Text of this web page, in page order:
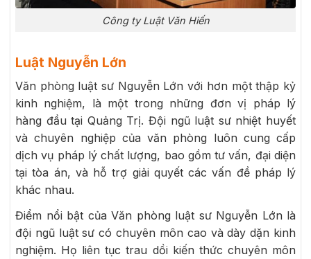
Công ty Luật Văn Hiến
Luật Nguyễn Lớn
Văn phòng luật sư Nguyễn Lớn với hơn một thập kỷ
kinh nghiệm, là một trong những đơn vị pháp lý
hàng đầu tại Quảng Trị. Đội ngũ luật sư nhiệt huyết
và chuyên nghiệp của văn phòng luôn cung cấp
dịch vụ pháp lý chất lượng, bao gồm tư vấn, đại diện
tại tòa án, và hỗ trợ giải quyết các vấn đề pháp lý
khác nhau.
Điểm nổi bật của Văn phòng luật sư Nguyễn Lớn là
đội ngũ luật sư có chuyên môn cao và dày dặn kinh
nghiệm. Họ liên tục trau dồi kiến thức chuyên môn